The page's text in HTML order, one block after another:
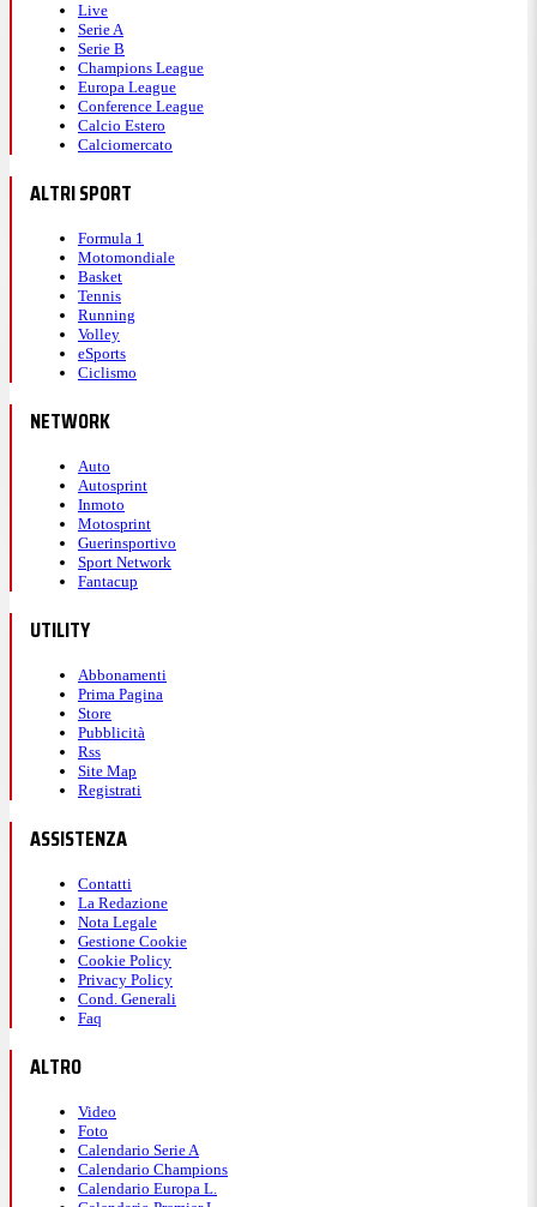
Live
Serie A
Serie B
Champions League
Europa League
Conference League
Calcio Estero
Calciomercato
ALTRI SPORT
Formula 1
Motomondiale
Basket
Tennis
Running
Volley
eSports
Ciclismo
NETWORK
Auto
Autosprint
Inmoto
Motosprint
Guerinsportivo
Sport Network
Fantacup
UTILITY
Abbonamenti
Prima Pagina
Store
Pubblicità
Rss
Site Map
Registrati
ASSISTENZA
Contatti
La Redazione
Nota Legale
Gestione Cookie
Cookie Policy
Privacy Policy
Cond. Generali
Faq
ALTRO
Video
Foto
Calendario Serie A
Calendario Champions
Calendario Europa L.